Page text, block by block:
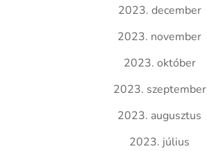
2023. december
2023. november
2023. október
2023. szeptember
2023. augusztus
2023. július